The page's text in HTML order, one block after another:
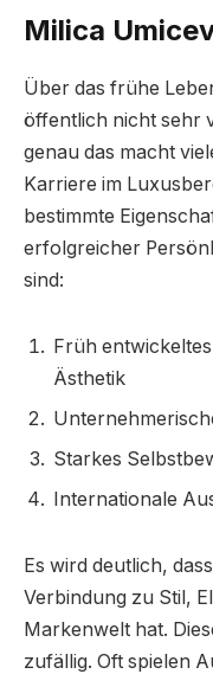
Milica
Über das frühe
öffentlich nicht sehr
genau das macht
Karriere im
bestimmte
erfolgreicher
sind:
Früh
Ästhetik
Starkes
Internationale
Es wird deutlich,
Verbindung zu Stil,
Markenwelt hat.
zufällig. Oft spielen